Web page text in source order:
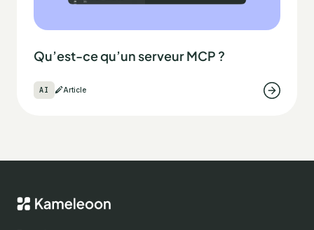
Qu’est-ce qu’un serveur MCP ?
AI Article